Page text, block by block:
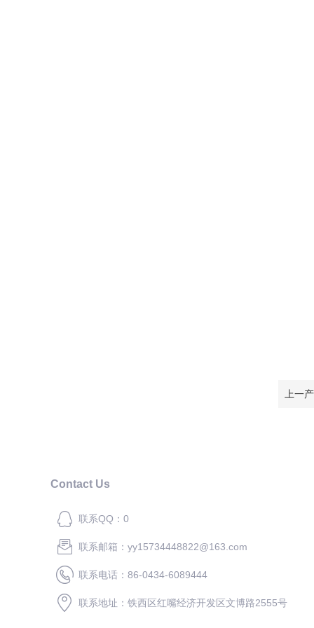
上一
Contact Us
联系QQ：0
联系邮箱：yy15734448822@163.com
联系电话：86-0434-6089444
联系地址：铁西区红嘴经济开发区文博路2555号